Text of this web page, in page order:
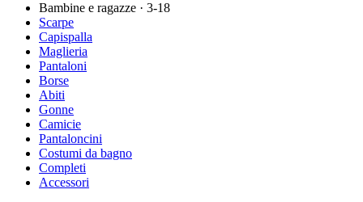
Bambine e ragazze · 3-18
Scarpe
Capispalla
Maglieria
Pantaloni
Borse
Abiti
Gonne
Camicie
Pantaloncini
Costumi da bagno
Completi
Accessori